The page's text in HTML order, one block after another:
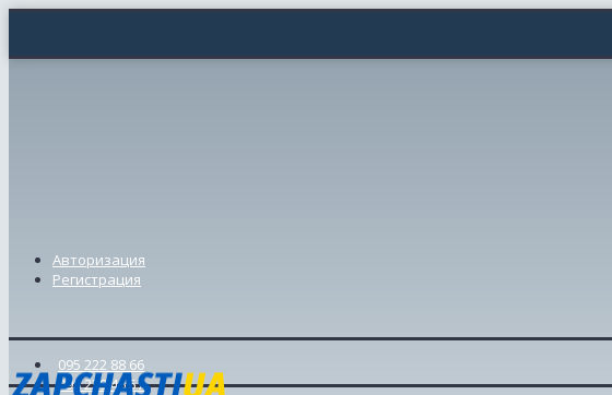
Авторизация
Регистрация
095 222 88 66
098 239 46 57